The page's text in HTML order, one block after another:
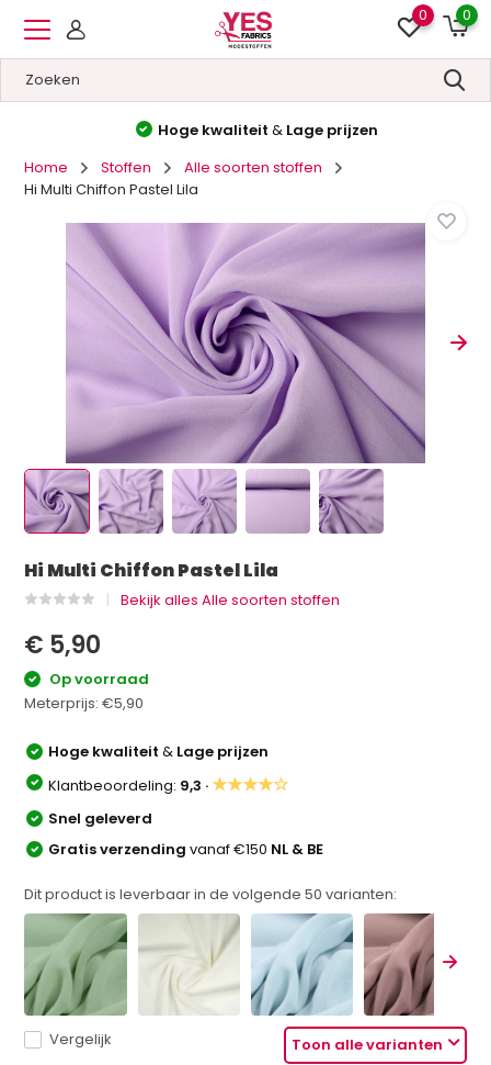
0 0
Hoge kwaliteit&Lage prijzen
Home
Stoffen
Alle soorten stoffen
Hi Multi Chiffon Pastel Lila
Hi Multi Chiffon Pastel Lila
Bekijk alles Alle soorten stoffen
€ 5,90
Op voorraad
Meterprijs:€5,90
Hoge kwaliteit& Lage prijzen
Klantbeoordeling: 9,3 ·★★★★☆
Snel geleverd
Gratis verzendingvanaf €150 NL & BE
Dit product is leverbaar in de volgende50 varianten:
Toon alle varianten
Vergelijk